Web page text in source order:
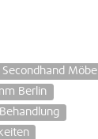
Secondhand Möbel
Berlin